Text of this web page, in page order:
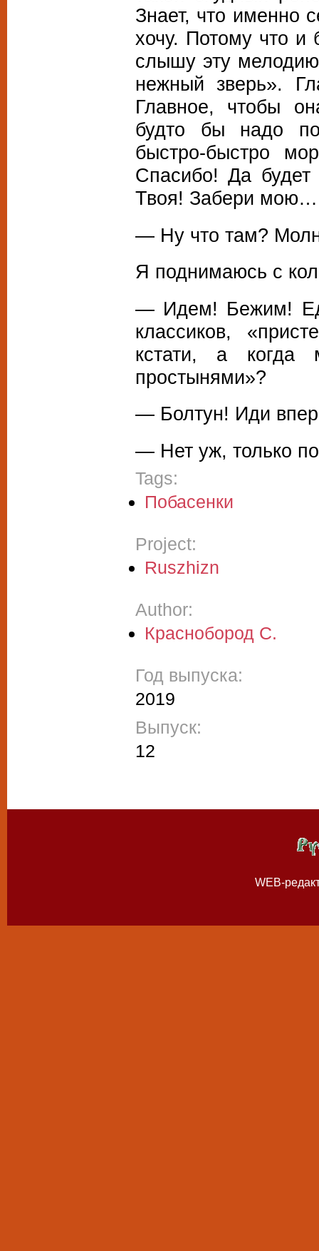
Знает, что именно
хочу. Потому что и
слышу эту
нежный зверь».
Главное, чтобы
будто бы надо
быстро-быстро
Спасибо! Да
Твоя! Забери
— Ну что там?
Я поднимаюсь с
— Идем! Бежим!
классиков,
кстати, а когда
простынями»?
— Болтун! Иди
— Нет уж, только
Tags:
Побасенки
Project:
Ruszhizn
Author:
Краснобород С.
Год выпуска:
2019
Выпуск:
12
WEB-